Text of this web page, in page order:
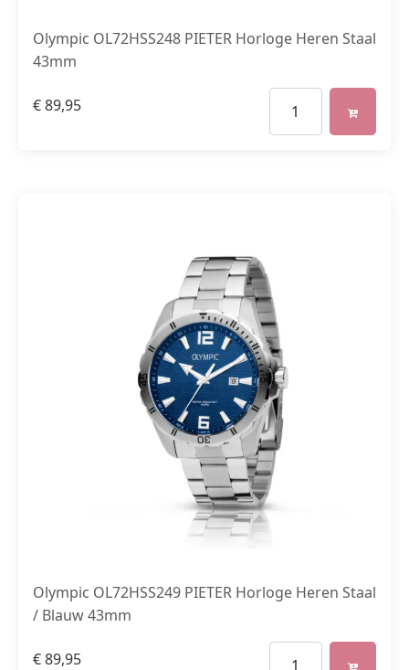
Olympic OL72HSS248 PIETER Horloge Heren Staal
43mm
€89,95
Olympic OL72HSS249 PIETER Horloge Heren Staal
/ Blauw 43mm
€89,95